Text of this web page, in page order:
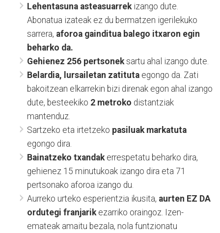
Lehentasuna asteasuarrekizango dute.
Abonatua izateak ez du bermatzen igerilekuko
sarrera, aforoa gainditua balego itxaron egin
beharko da.
Gehienez 256 pertsoneksartu ahal izango dute.
Belardia, lursailetan zatituta egongo da. Zati
bakoitzean elkarrekin bizi direnak egon ahal izango
dute, besteekiko 2 metroko distantziak
mantenduz.
Sartzeko eta irtetzeko pasiluak markatuta
egongo dira.
Bainatzeko txandakerrespetatu beharko dira,
gehienez 15 minutukoak izango dira eta 71
pertsonako aforoa izango du.
Aurreko urteko esperientzia ikusita, aurten EZ DA
ordutegi franjarik ezarriko oraingoz. Izen-
emateak amaitu bezala, nola funtzionatu